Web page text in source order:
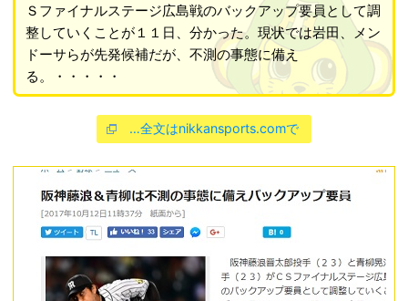
Ｓファイナルステージ広島戦のバックアップ要員として調
整していくことが１１日、分かった。現状では岩田、メン
ドーサらが先発候補だが、不測の事態に備え
る。・・・・・
…全文はnikkansports.comで